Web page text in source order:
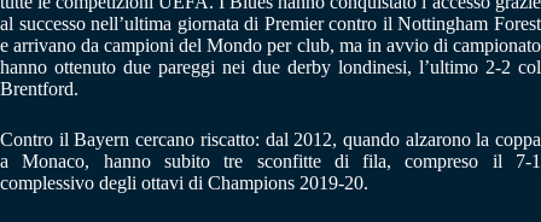
al successo nell’ultima giornata di Premier contro il Nottingham Forest
e arrivano da campioni del Mondo per club, ma in avvio di campionato
hanno ottenuto due pareggi nei due derby londinesi, l’ultimo 2-2 col
Brentford.
Contro il Bayern cercano riscatto: dal 2012, quando alzarono la coppa
a Monaco, hanno subito tre sconfitte di fila, compreso il 7-1
complessivo degli ottavi di Champions 2019-20.